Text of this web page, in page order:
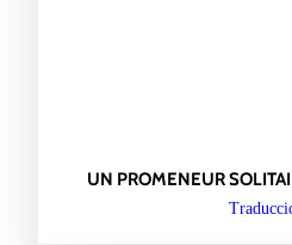
UN PROMENEUR